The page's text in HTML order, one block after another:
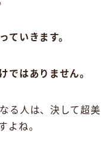
ていきます。
ではありません。
る人は、決して超美
よね。